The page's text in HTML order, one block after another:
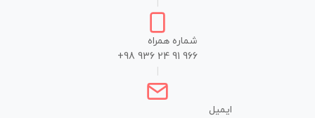
شماره همراه
+98 936 24 91 966
ایمیل